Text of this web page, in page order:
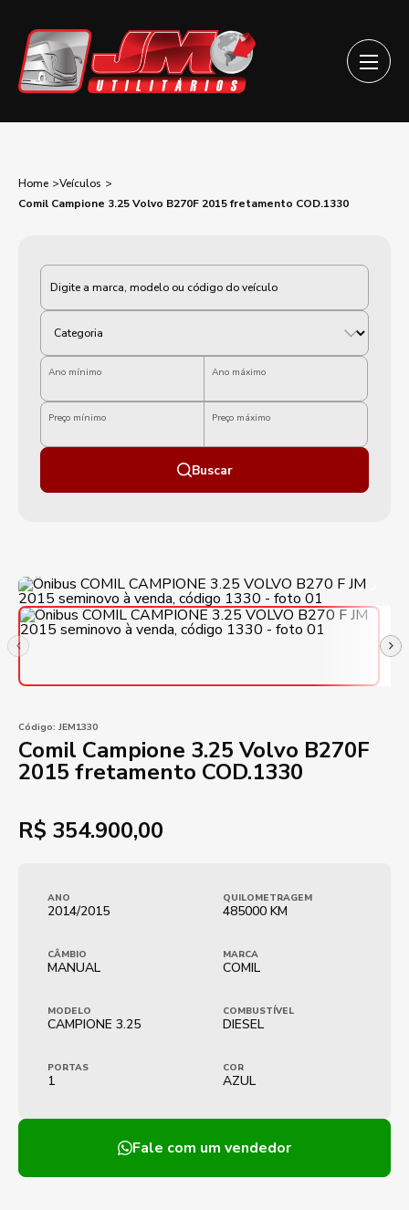
Home
Veículos
Comil Campione 3.25 Volvo B270F 2015 fretamento COD.1330
Categoria
Ano mínimo Ano máximo
Preço mínimo Preço máximo
Buscar
Código: JEM1330
Comil Campione 3.25 Volvo B270F
2015 fretamento COD.1330
R$ 354.900,00
ANO
2014/2015
QUILOMETRAGEM
485000 KM
CÂMBIO
MANUAL
MARCA
COMIL
MODELO
CAMPIONE 3.25
COMBUSTÍVEL
DIESEL
PORTAS
1
COR
AZUL
Fale com um vendedor